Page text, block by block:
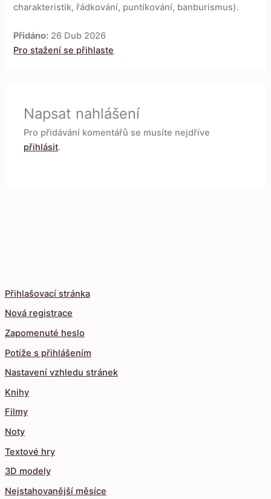
Přihlašovací stránka
Nová registrace
Zapomenuté heslo
Potíže s přihlášením
Nastavení vzhledu stránek
Knihy
Filmy
Noty
Textové hry
3D modely
Nejstahovanější měsíce
charakteristik, řádkování, puntíkování, banburismus).
Přidáno: 26 Dub 2026
Pro stažení se přihlaste
Napsat nahlášení
Pro přidávání komentářů se musíte nejdříve
přihlásit.